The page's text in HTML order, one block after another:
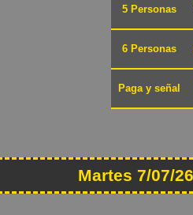
5 Personas
6 Personas
Paga y señal
Martes 7/07/